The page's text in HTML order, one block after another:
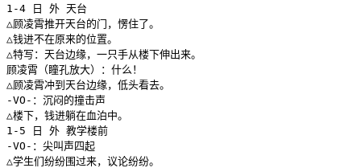
1-4 日 外 天台
△顾凌霄推开天台的门，愣住了。
△钱进不在原来的位置。
△特写：天台边缘，一只手从楼下伸出来。
顾凌霄（瞳孔放大）：什么！
△顾凌霄冲到天台边缘，低头看去。
-VO-：沉闷的撞击声
△楼下，钱进躺在血泊中。
1-5 日 外 教学楼前
-VO-：尖叫声四起
△学生们纷纷围过来，议论纷纷。